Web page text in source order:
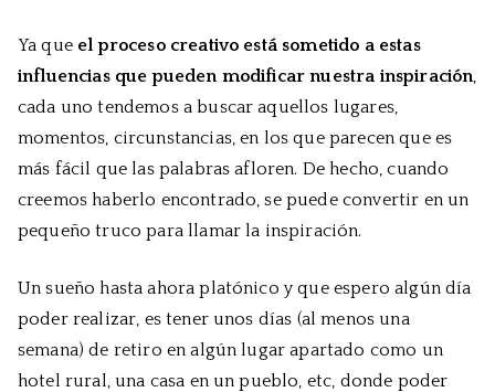
Ya que el proceso creativo está sometido a estas
influencias que pueden modificar nuestra inspiración,
cada uno tendemos a buscar aquellos lugares,
momentos, circunstancias, en los que parecen que es
más fácil que las palabras afloren. De hecho, cuando
creemos haberlo encontrado, se puede convertir en un
pequeño truco para llamar la inspiración.
Un sueño hasta ahora platónico y que espero algún día
poder realizar, es tener unos días (al menos una
semana) de retiro en algún lugar apartado como un
hotel rural, una casa en un pueblo, etc, donde poder